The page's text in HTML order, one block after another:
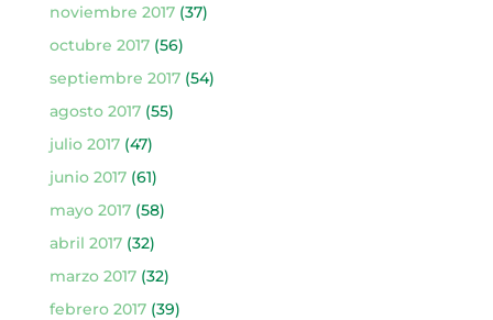
noviembre 2017(37)
octubre 2017(56)
septiembre 2017(54)
agosto 2017(55)
julio 2017(47)
junio 2017(61)
mayo 2017(58)
abril 2017(32)
marzo 2017(32)
febrero 2017(39)